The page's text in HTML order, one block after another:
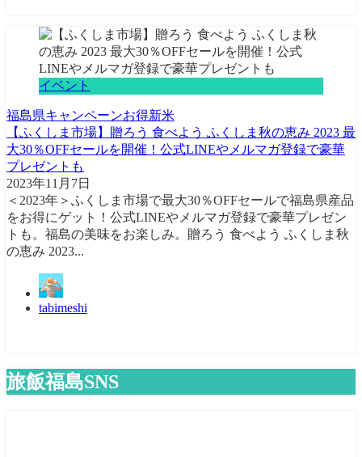
イベント
福島県キャンペーンお得新米
【ふくしま市場】贈ろう 食べよう ふくしま秋の恵み 2023 最
大30％OFFセールを開催！公式LINEやメルマガ登録で豪華
プレゼントも
2023年11月7日
＜2023年＞ふくしま市場​で最大30％OFFセールで福島県産品
をお得にゲット！公式LINEやメルマガ登録で豪華プレゼン
トも。福島の美味をお楽しみ。贈ろう 食べよう ふくしま秋
の恵み 2023...
tabimeshi
旅飯福島SNS